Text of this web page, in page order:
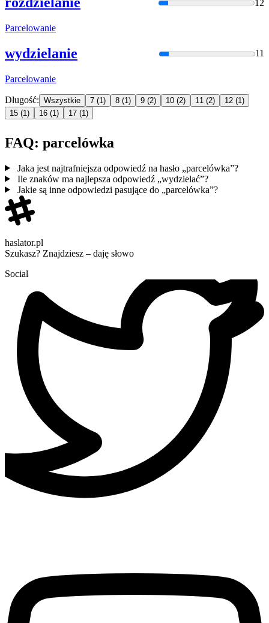
12
Parcelowanie
wydzielanie 11
Parcelowanie
Długość: Wszystkie 7 (1) 8 (1) 9 (2) 10 (2) 11 (2) 12 (1)
15 (1) 16 (1) 17 (1)
FAQ: parcelówka
Jaka jest najtrafniejsza odpowiedź na hasło „parcelówka”?
Ile znaków ma najlepsza odpowiedź „wydzielać”?
Jakie są inne odpowiedzi pasujące do „parcelówka”?
haslator.pl
Szukasz? Znajdziesz – daję słowo
Social